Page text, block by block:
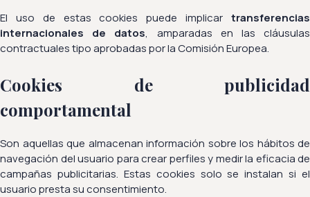
El uso de estas cookies puede implicar transferencias
internacionales de datos, amparadas en las cláusulas
contractuales tipo aprobadas por la Comisión Europea.
Cookies de publicidad
comportamental
Son aquellas que almacenan información sobre los hábitos de
navegación del usuario para crear perfiles y medir la eficacia de
campañas publicitarias. Estas cookies solo se instalan si el
usuario presta su consentimiento.